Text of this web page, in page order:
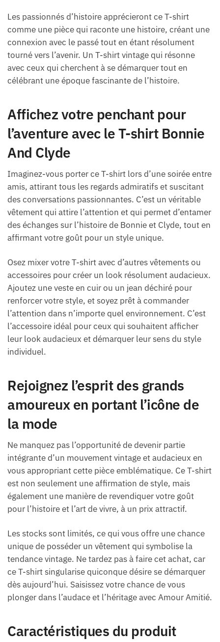
Les passionnés d’histoire apprécieront ce T-shirt
comme une pièce qui raconte une histoire, créant une
connexion avec le passé tout en étant résolument
tourné vers l’avenir. Un T-shirt vintage qui résonne
avec ceux qui cherchent à se démarquer tout en
célébrant une époque fascinante de l’histoire.
Affichez votre penchant pour
l’aventure avec le T-shirt Bonnie
And Clyde
Imaginez-vous porter ce T-shirt lors d’une soirée entre
amis, attirant tous les regards admiratifs et suscitant
des conversations passionnantes. C’est un véritable
vêtement qui attire l’attention et qui permet d’entamer
des échanges sur l’histoire de Bonnie et Clyde, tout en
affirmant votre goût pour un style unique.
Osez mixer votre T-shirt avec d’autres vêtements ou
accessoires pour créer un look résolument audacieux.
Ajoutez une veste en cuir ou un jean déchiré pour
renforcer votre style, et soyez prêt à commander
l’attention dans n’importe quel environnement. C’est
l’accessoire idéal pour ceux qui souhaitent afficher
leur look audacieux et démarquer leur sens du style
individuel.
Rejoignez l’esprit des grands
amoureux en portant l’icône de
la mode
Ne manquez pas l’opportunité de devenir partie
intégrante d’un mouvement vintage et audacieux en
vous appropriant cette pièce emblématique. Ce T-shirt
est non seulement une affirmation de style, mais
également une manière de revendiquer votre goût
pour l’histoire et l’art de vivre, à un prix attractif.
Les stocks sont limités, ce qui vous offre une chance
unique de posséder un vêtement qui symbolise la
tendance vintage. Ne tardez pas à faire cet achat, car
ce T-shirt singularise quiconque désire se démarquer
dès aujourd’hui. Saisissez votre chance de vous
plonger dans l’audace et l’héritage avec Amour Amitié.
Caractéristiques du produit